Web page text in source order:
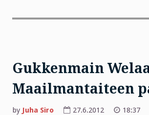
Gukkenmain
Maailmantaiteen
by Juha Siro 27.6.2012
18:37